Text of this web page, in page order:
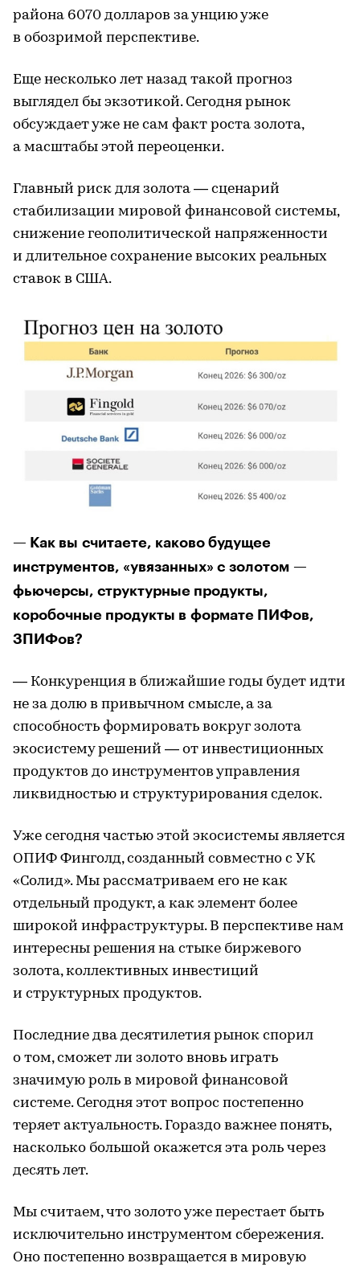
района 6070 долларов за унцию уже
в обозримой перспективе.
Еще несколько лет назад такой прогноз
выглядел бы экзотикой. Сегодня рынок
обсуждает уже не сам факт роста золота,
а масштабы этой переоценки.
Главный риск для золота — сценарий
стабилизации мировой финансовой системы,
снижение геополитической напряженности
и длительное сохранение высоких реальных
ставок в США.
— Как вы считаете, каково будущее
инструментов, «увязанных» с золотом —
фьючерсы, структурные продукты,
коробочные продукты в формате ПИФов,
ЗПИФов?
— Конкуренция в ближайшие годы будет идти
не за долю в привычном смысле, а за
способность формировать вокруг золота
экосистему решений — от инвестиционных
продуктов до инструментов управления
ликвидностью и структурирования сделок.
Уже сегодня частью этой экосистемы является
ОПИФ Финголд, созданный совместно с УК
«Солид». Мы рассматриваем его не как
отдельный продукт, а как элемент более
широкой инфраструктуры. В перспективе нам
интересны решения на стыке биржевого
золота, коллективных инвестиций
и структурных продуктов.
Последние два десятилетия рынок спорил
о том, сможет ли золото вновь играть
значимую роль в мировой финансовой
системе. Сегодня этот вопрос постепенно
теряет актуальность. Гораздо важнее понять,
насколько большой окажется эта роль через
десять лет.
Мы считаем, что золото уже перестает быть
исключительно инструментом сбережения.
Оно постепенно возвращается в мировую